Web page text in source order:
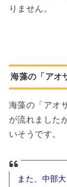
りません。
海藻の「アオ
海藻の「アオ
が流れました
いそうです。
また、中部